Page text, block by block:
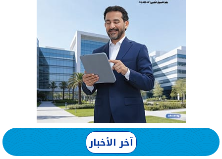
آخر الأخبار